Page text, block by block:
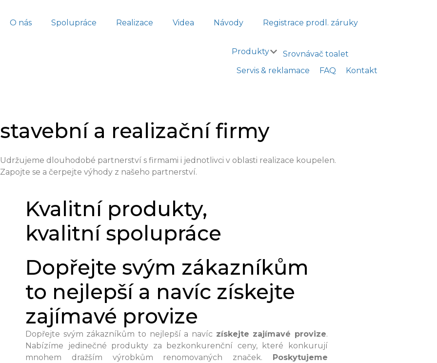
O nás Spolupráce Realizace Videa Návody Registrace prodl. záruky
Produkty
Srovnávač toalet
Servis & reklamace
FAQ Kontakt
stavební a realizační firmy
Udržujeme dlouhodobé partnerství s firmami i jednotlivci v oblasti realizace koupelen.
Zapojte se a čerpejte výhody z našeho partnerství.
Kvalitní produkty,
kvalitní spolupráce
Dopřejte svým zákazníkům
to nejlepší a navíc získejte
zajímavé provize
Dopřejte svým zákazníkům to nejlepší a navíc získejte zajímavé provize.
Nabízíme jedinečné produkty za bezkonkurenční ceny, které konkurují
mnohem dražším výrobkům renomovaných značek.
Poskytujeme